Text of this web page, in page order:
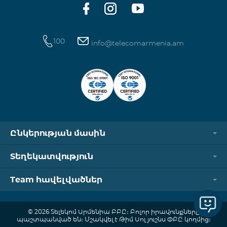
100 info@telecomarmenia.am
Ընկերության մասին
Տեղեկատվություն
Team հավելվածներ
© 2026 Տելեկոմ Արմենիա ԲԲԸ։ Բոլոր իրավունքները
պաշտպանված են։ Մշակվել է Թիմ Սոլյուշնս ՓԲԸ կողմից։